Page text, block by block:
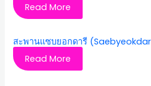
Read More
สะพานแซบยอกดารี
Read More